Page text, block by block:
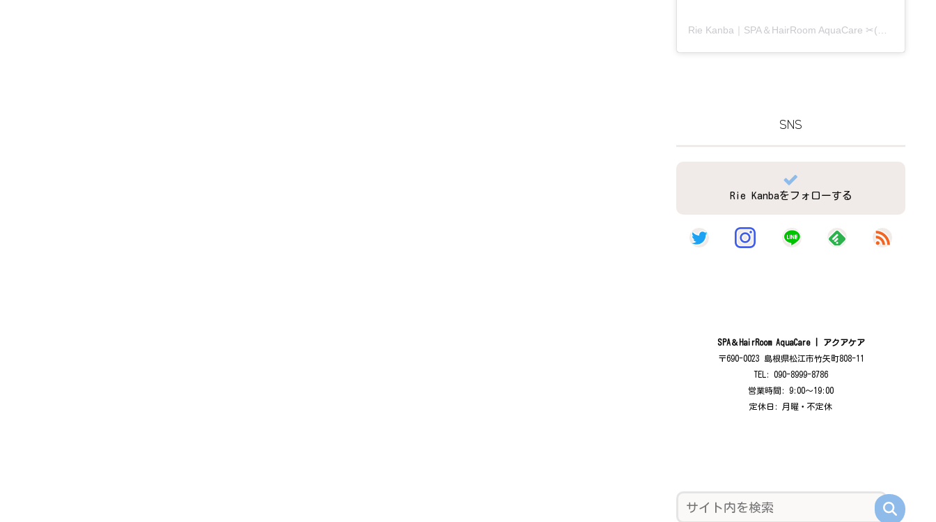
SNS
Rie Kanbaをフォローする
SPA＆HairRoom AquaCare | アクアケア
〒690-0023 島根県松江市竹矢町808-11
TEL: 090-8999-8786
営業時間: 9:00〜19:00
定休日: 月曜・不定休